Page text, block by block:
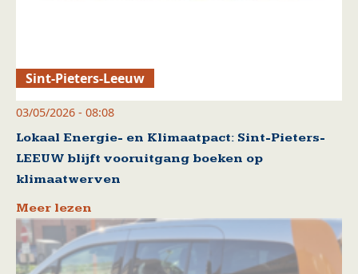
Sint-Pieters-Leeuw
03/05/2026 - 08:08
Lokaal Energie- en Klimaatpact: Sint-Pieters-
LEEUW blijft vooruitgang boeken op
klimaatwerven
Meer lezen